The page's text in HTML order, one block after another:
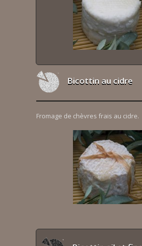
Bicottin au cidre
Fromage de chèvres frais au cidre.